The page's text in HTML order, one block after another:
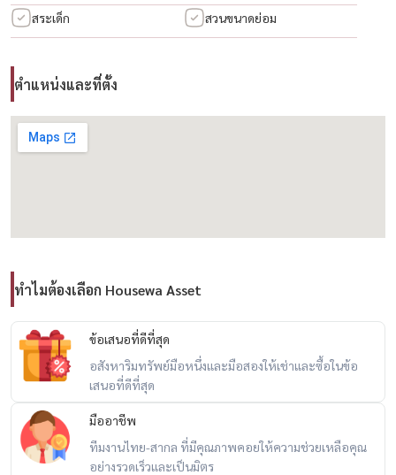
• ชั้น 2: office / workspace
• ชั้น 3: bedrooms
ค่าเช่า
💰 95,000 บาท/เดือน
✔️ internet system
✔️ cctv
✔️ air conditioners
✔️ curtains
✔️ counter bar
✔️ washing machine
✔️ หลังคาโรงจอดรถ
✔️ หลังคาหลังบ้าน
✔️ garden
สระเด็ก สวนขนาดย่อม
ตำแหน่งและที่ตั้ง
ทำไมต้องเลือก Housewa Asset
ข้อเสนอที่ดีที่สุด
อสังหาริมทรัพย์มือหนึ่งและมือสองให้เช่าและซื้อในข้อ
เสนอที่ดีที่สุด
มืออาชีพ
ทีมงานไทย-สากล ที่มีคุณภาพคอยให้ความช่วยเหลือคุณ
อย่างรวดเร็วและเป็นมิตร